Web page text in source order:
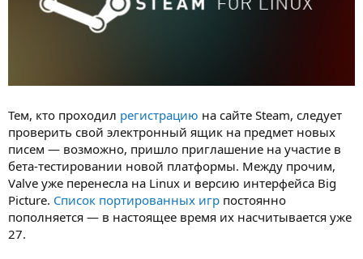
Тем, кто проходил регистрацию на сайте Steam, следует
проверить свой электронный ящик на предмет новых
писем — возможно, пришло приглашение на участие в
бета-тестировании новой платформы. Между прочим,
Valve уже перенесла на Linux и версию интерфейса Big
Picture. Список портированных игр постоянно
пополняется — в настоящее время их насчитывается уже
27.